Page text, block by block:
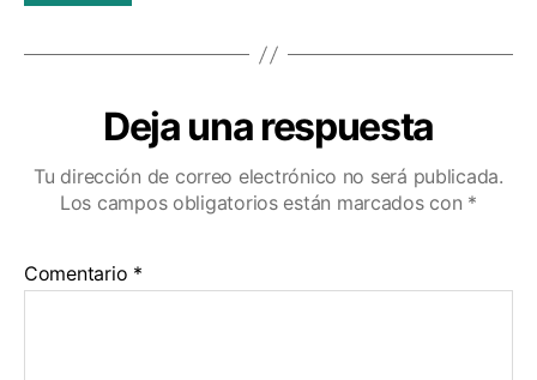
Deja una respuesta
Tu dirección de correo electrónico no será publicada.
Los campos obligatorios están marcados con *
Comentario *